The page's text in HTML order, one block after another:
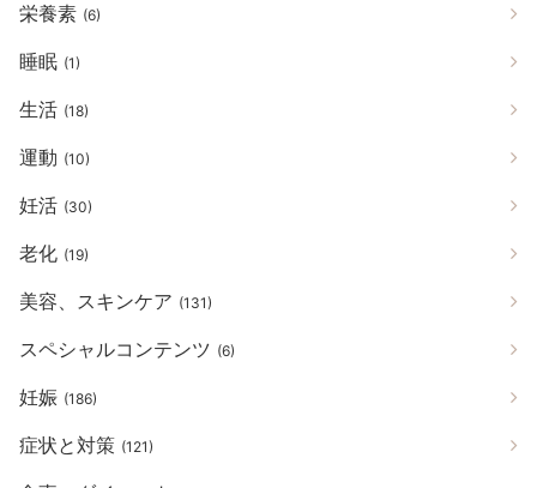
栄養素 (6)
睡眠 (1)
生活 (18)
運動 (10)
妊活 (30)
老化 (19)
美容、スキンケア (131)
スペシャルコンテンツ (6)
妊娠 (186)
症状と対策 (121)